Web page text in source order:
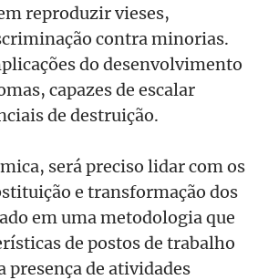
reproduzir vieses,
contra minorias.
do desenvolvimento
capazes de escalar
de destruição.
será preciso lidar com os
e transformação dos
em uma metodologia que
de postos de trabalho
presença de atividades